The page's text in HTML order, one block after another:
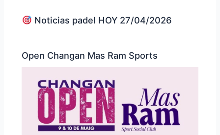
Noticias padel HOY 27/04/2026
Open Changan Mas Ram Sports